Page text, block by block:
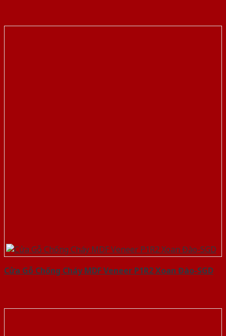
Cửa Gỗ Chống Cháy MDF Veneer P1R2 Xoan Đào-SGD